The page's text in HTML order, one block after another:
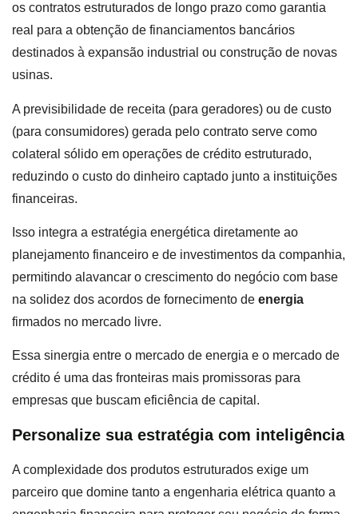
os contratos estruturados de longo prazo como garantia
real para a obtenção de financiamentos bancários
destinados à expansão industrial ou construção de novas
usinas.
A previsibilidade de receita (para geradores) ou de custo
(para consumidores) gerada pelo contrato serve como
colateral sólido em operações de crédito estruturado,
reduzindo o custo do dinheiro captado junto a instituições
financeiras.
Isso integra a estratégia energética diretamente ao
planejamento financeiro e de investimentos da companhia,
permitindo alavancar o crescimento do negócio com base
na solidez dos acordos de fornecimento de energia
firmados no mercado livre.
Essa sinergia entre o mercado de energia e o mercado de
crédito é uma das fronteiras mais promissoras para
empresas que buscam eficiência de capital.
Personalize sua estratégia com inteligência
A complexidade dos produtos estruturados exige um
parceiro que domine tanto a engenharia elétrica quanto a